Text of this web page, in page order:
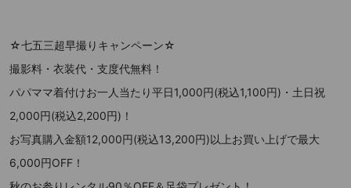
☆七五三超早撮りキャンペーン☆
撮影料・衣装代・支度代無料！
パパママ着付けお一人当たり平日1,000円(税込1,100円)・土日祝
2,000円(税込2,200円)！
お写真購入金額12,000円(税込13,200円)以上お買い上げで最大
6,000円OFF！